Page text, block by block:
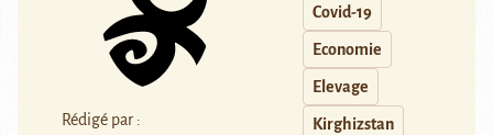
Rédigé par :
Covid-19
Economie
Elevage
Kirghizstan